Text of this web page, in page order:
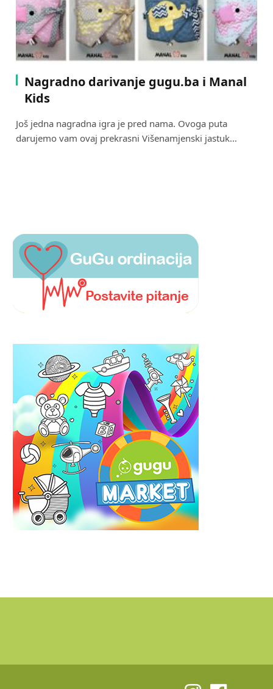
Nagradno darivanje gugu.ba i Manal
Kids
Još jedna nagradna igra je pred nama. Ovoga puta
darujemo vam ovaj prekrasni Višenamjenski jastuk…